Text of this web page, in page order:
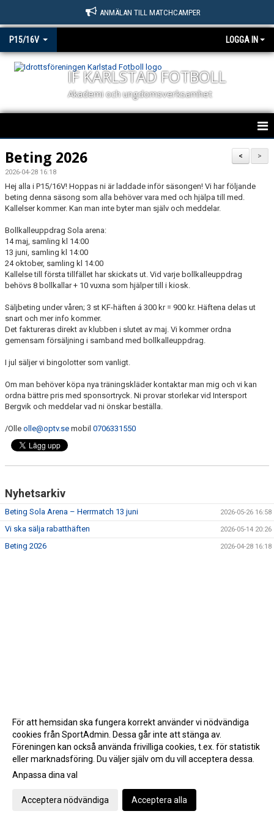
ANMÄLAN TILL MATCHCAMPER
P15/16V LOGGA IN
IF KARLSTAD FOTBOLL
Akademi och ungdomsverksamhet
P15/16V
NYHETER
KALENDER
MATCHER
TRUPPEN
BILDGALLERI
DOKUMENT
KONTAKT
>
<
Beting 2026
2026-04-28 16:18
Hej alla i P15/16V! Hoppas ni är laddade inför säsongen! Vi har följande
beting denna säsong som alla behöver vara med och hjälpa till med.
Kallelser kommer. Kan man inte byter man själv och meddelar.
Bollkalleuppdrag Sola arena:
14 maj, samling kl 14:00
13 juni, samling kl 14:00
24 oktober, samling kl 14:00
Kallelse till första tillfället har skickats ut. Vid varje bollkalleuppdrag
behövs 8 bollkallar + 10 vuxna som hjälper till i kiosk.
Säljbeting under våren; 3 st KF-häften á 300 kr = 900 kr. Häftena delas ut
snart och mer info kommer.
Det faktureras direkt av klubben i slutet av maj. Vi kommer ordna
gemensam försäljning i samband med bollkalleuppdrag.
I jul säljer vi bingolotter som vanligt.
Om man behöver köpa nya träningskläder kontaktar man mig och vi kan
ordna bättre pris med sponsortryck. Ni provar storlekar vid Intersport
Bergvik och meddelar vad ni önskar beställa.
/Olle olle@optv.se mobil 0706331550
Nyhetsarkiv
Beting Sola Arena – Herrmatch 13 juni 2026-05-26 16:58
Vi ska sälja rabatthäften 2026-05-14 20:26
Beting 2026 2026-04-28 16:18
Gå till Webbversion
För att hemsidan ska fungera korrekt använder vi nödvändiga
cookies från SportAdmin. Dessa går inte att stänga av.
Föreningen kan också använda frivilliga cookies, t.ex. för statistik
eller marknadsföring. Du väljer själv om du vill acceptera dessa.
Anpassa dina val
Acceptera nödvändiga Acceptera alla